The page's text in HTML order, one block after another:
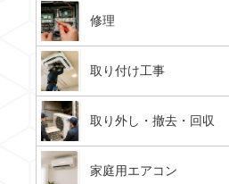
修理
取り付け工事
取り外し・撤去・回収
家庭用エアコン